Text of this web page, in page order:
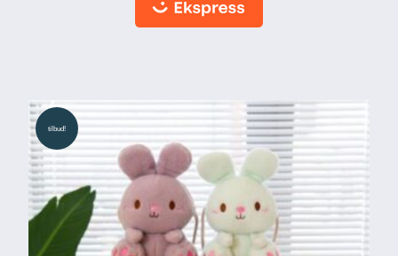
tilbud!